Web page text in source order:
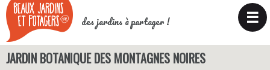
des jardins à partager ! ☰
JARDIN BOTANIQUE DES MONTAGNES NOIRES